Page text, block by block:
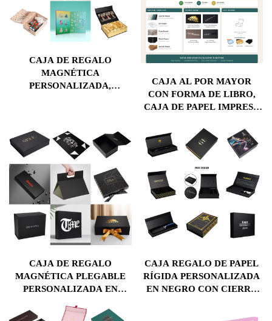
CAJA DE REGALO
MAGNÉTICA
PERSONALIZADA,
PERSONALIZADA Y
FORRO DE ESPUMA PARA
COSMÉTICOS,
PRODUCTOS DE BELLEZA
Y REGALOS
CAJA AL POR MAYOR
CON FORMA DE LIBRO,
CAJA DE PAPEL IMPRESA
PARA REGALOS, CAJA
RÍGIDA CON CIERRE
MAGNÉTICO PARA
EMPAQUE DE CAJAS DE
PAPEL
CAJA DE REGALO
MAGNÉTICA PLEGABLE
PERSONALIZADA EN
RÍGIDO PLEGABLE CON
CAJA REGALO DE PAPEL
RÍGIDA PERSONALIZADA
EN NEGRO CON CIERRE